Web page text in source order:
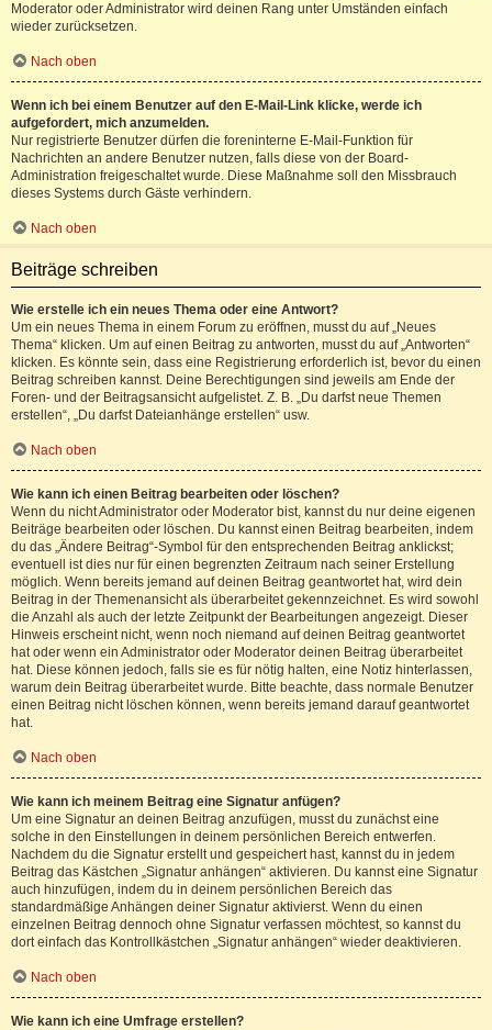
Moderator oder Administrator wird deinen Rang unter Umständen einfach
wieder zurücksetzen.
Nach oben
Wenn ich bei einem Benutzer auf den E-Mail-Link klicke, werde ich
aufgefordert, mich anzumelden.
Nur registrierte Benutzer dürfen die foreninterne E-Mail-Funktion für
Nachrichten an andere Benutzer nutzen, falls diese von der Board-
Administration freigeschaltet wurde. Diese Maßnahme soll den Missbrauch
dieses Systems durch Gäste verhindern.
Nach oben
Beiträge schreiben
Wie erstelle ich ein neues Thema oder eine Antwort?
Um ein neues Thema in einem Forum zu eröffnen, musst du auf „Neues
Thema“ klicken. Um auf einen Beitrag zu antworten, musst du auf „Antworten“
klicken. Es könnte sein, dass eine Registrierung erforderlich ist, bevor du einen
Beitrag schreiben kannst. Deine Berechtigungen sind jeweils am Ende der
Foren- und der Beitragsansicht aufgelistet. Z. B. „Du darfst neue Themen
erstellen“, „Du darfst Dateianhänge erstellen“ usw.
Nach oben
Wie kann ich einen Beitrag bearbeiten oder löschen?
Wenn du nicht Administrator oder Moderator bist, kannst du nur deine eigenen
Beiträge bearbeiten oder löschen. Du kannst einen Beitrag bearbeiten, indem
du das „Ändere Beitrag“-Symbol für den entsprechenden Beitrag anklickst;
eventuell ist dies nur für einen begrenzten Zeitraum nach seiner Erstellung
möglich. Wenn bereits jemand auf deinen Beitrag geantwortet hat, wird dein
Beitrag in der Themenansicht als überarbeitet gekennzeichnet. Es wird sowohl
die Anzahl als auch der letzte Zeitpunkt der Bearbeitungen angezeigt. Dieser
Hinweis erscheint nicht, wenn noch niemand auf deinen Beitrag geantwortet
hat oder wenn ein Administrator oder Moderator deinen Beitrag überarbeitet
hat. Diese können jedoch, falls sie es für nötig halten, eine Notiz hinterlassen,
warum dein Beitrag überarbeitet wurde. Bitte beachte, dass normale Benutzer
einen Beitrag nicht löschen können, wenn bereits jemand darauf geantwortet
hat.
Nach oben
Wie kann ich meinem Beitrag eine Signatur anfügen?
Um eine Signatur an deinen Beitrag anzufügen, musst du zunächst eine
solche in den Einstellungen in deinem persönlichen Bereich entwerfen.
Nachdem du die Signatur erstellt und gespeichert hast, kannst du in jedem
Beitrag das Kästchen „Signatur anhängen“ aktivieren. Du kannst eine Signatur
auch hinzufügen, indem du in deinem persönlichen Bereich das
standardmäßige Anhängen deiner Signatur aktivierst. Wenn du einen
einzelnen Beitrag dennoch ohne Signatur verfassen möchtest, so kannst du
dort einfach das Kontrollkästchen „Signatur anhängen“ wieder deaktivieren.
Nach oben
Wie kann ich eine Umfrage erstellen?